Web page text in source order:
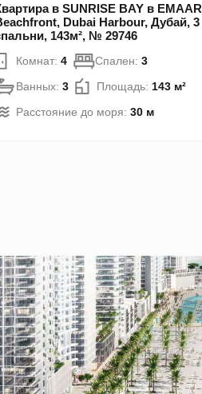
в SUNRISE BAY в EMAAR
Dubai Harbour, Дубай, 3
143м², № 29746
Комнат: 4 Спален: 3
Ванных: 3 Площадь: 143 м²
Расстояние до моря: 30 м